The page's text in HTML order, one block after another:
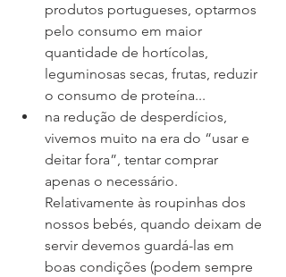
produtos portugueses, optarmos
pelo consumo em maior
quantidade de hortícolas,
leguminosas secas, frutas, reduzir
o consumo de proteína...
na redução de desperdícios,
vivemos muito na era do “usar e
deitar fora”, tentar comprar
apenas o necessário.
Relativamente às roupinhas dos
nossos bebés, quando deixam de
servir devemos guardá-las em
boas condições (podem sempre